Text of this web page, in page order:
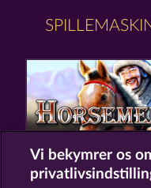
HORSEMEN
Vi bekymrer os